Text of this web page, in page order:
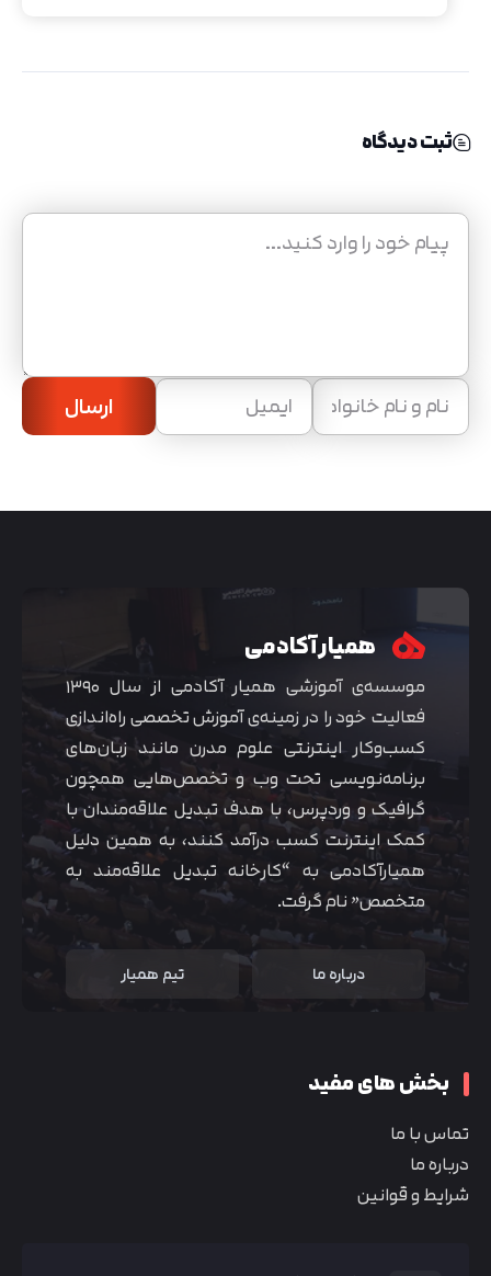
ثبت دیدگاه
ارسال
همیار آکادمی
موسسه‌ی آموزشی همیار آکادمی از سال ۱۳۹۰
فعالیت خود را در زمینه‌ی آموزش تخصصی راه‌اندازی
کسب‌و‌کار اینترنتی علوم مدرن مانند زبان‌های
برنامه‌نویسی تحت وب و تخصص‌هایی همچون
گرافیک و وردپرس، با هدف تبدیل علاقه‌مندان با
کمک اینترنت کسب درآمد کنند، به همین دلیل
همیارآکادمی به “کارخانه تبدیل علاقه‌مند به
متخصص” نام گرفت.
درباره ما تیم همیار
بخش های مفید
تماس با ما
درباره ما
شرایط و قوانین